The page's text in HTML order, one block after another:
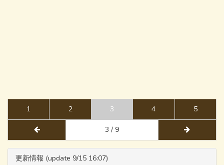
1 2 3 4 5
3 / 9
更新情報 (update 9/15 16:07)